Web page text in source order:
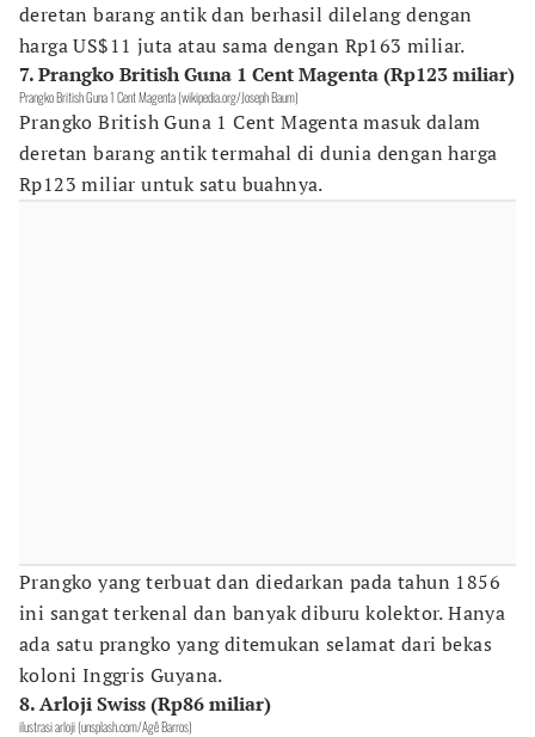
deretan barang antik dan berhasil dilelang dengan
harga US$11 juta atau sama dengan Rp163 miliar.
7. Prangko British Guna 1 Cent Magenta (Rp123 miliar)
Prangko British Guna 1 Cent Magenta (wikipedia.org/Joseph Baum)
Prangko British Guna 1 Cent Magenta masuk dalam
deretan barang antik termahal di dunia dengan harga
Rp123 miliar untuk satu buahnya.
Prangko yang terbuat dan diedarkan pada tahun 1856
ini sangat terkenal dan banyak diburu kolektor. Hanya
ada satu prangko yang ditemukan selamat dari bekas
koloni Inggris Guyana.
8. Arloji Swiss (Rp86 miliar)
ilustrasi arloji (unsplash.com/Agê Barros)